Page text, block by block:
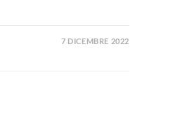
7 DICEMBRE 2022